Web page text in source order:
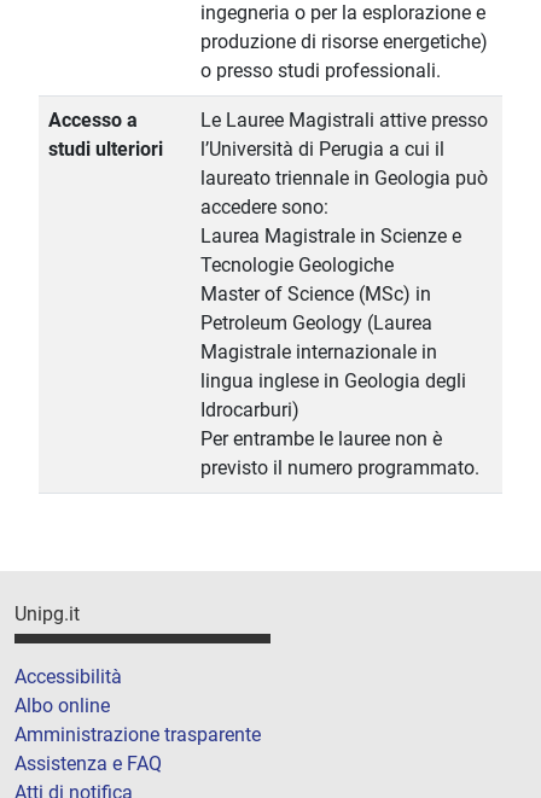
ingegneria o per la esplorazione e
produzione di risorse energetiche)
o presso studi professionali.
Accesso a
studi ulteriori
Le Lauree Magistrali attive presso
l’Università di Perugia a cui il
laureato triennale in Geologia può
accedere sono:
Laurea Magistrale in Scienze e
Tecnologie Geologiche
Master of Science (MSc) in
Petroleum Geology (Laurea
Magistrale internazionale in
lingua inglese in Geologia degli
Idrocarburi)
Per entrambe le lauree non è
previsto il numero programmato.
Unipg.it
Accessibilità
Albo online
Amministrazione trasparente
Assistenza e FAQ
Atti di notifica